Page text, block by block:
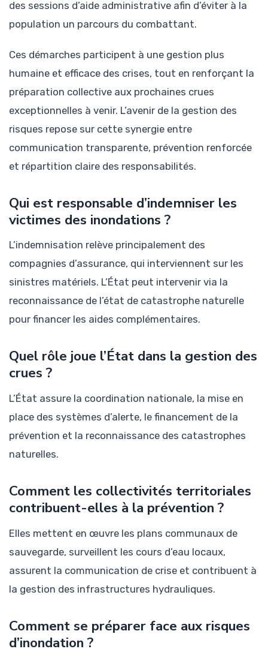
des sessions d’aide administrative afin d’éviter à la
population un parcours du combattant.
Ces démarches participent à une gestion plus
humaine et efficace des crises, tout en renforçant la
préparation collective aux prochaines crues
exceptionnelles à venir. L’avenir de la gestion des
risques repose sur cette synergie entre
communication transparente, prévention renforcée
et répartition claire des responsabilités.
Qui est responsable d’indemniser les
victimes des inondations ?
L’indemnisation relève principalement des
compagnies d’assurance, qui interviennent sur les
sinistres matériels. L’État peut intervenir via la
reconnaissance de l’état de catastrophe naturelle
pour financer les aides complémentaires.
Quel rôle joue l’État dans la gestion des
crues ?
L’État assure la coordination nationale, la mise en
place des systèmes d’alerte, le financement de la
prévention et la reconnaissance des catastrophes
naturelles.
Comment les collectivités territoriales
contribuent-elles à la prévention ?
Elles mettent en œuvre les plans communaux de
sauvegarde, surveillent les cours d’eau locaux,
assurent la communication de crise et contribuent à
la gestion des infrastructures hydrauliques.
Comment se préparer face aux risques
d’inondation ?